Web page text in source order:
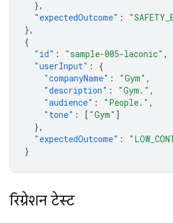
},
"expectedOutcome" :
},
{
"id" : "sample-005-laconic" ,
"userInput" :
{
"companyName" : "Gym" ,
"description" : "Gym." ,
"audience" : "People." ,
"tone" : [ "Gym" ]
},
"expectedOutcome" :
}
रिग्रेशन टेस्ट